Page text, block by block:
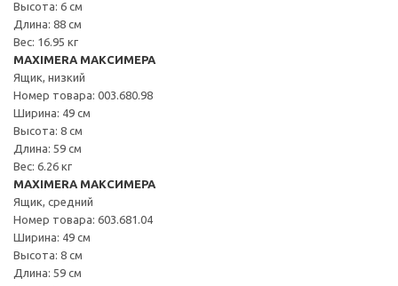
Высота: 6 см
Длина: 88 см
Вес: 16.95 кг
MAXIMERA МАКСИМЕРА
Ящик, низкий
Номер товара: 003.680.98
Ширина: 49 см
Высота: 8 см
Длина: 59 см
Вес: 6.26 кг
MAXIMERA МАКСИМЕРА
Ящик, средний
Номер товара: 603.681.04
Ширина: 49 см
Высота: 8 см
Длина: 59 см